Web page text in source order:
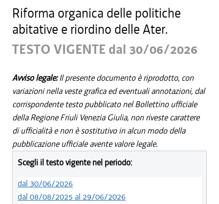
Riforma organica delle politiche
abitative e riordino delle Ater.
TESTO VIGENTE dal 30/06/2026
Avviso legale:Il presente documento è riprodotto, con
variazioni nella veste grafica ed eventuali annotazioni, dal
corrispondente testo pubblicato nel Bollettino ufficiale
della Regione Friuli Venezia Giulia, non riveste carattere
di ufficialità e non è sostitutivo in alcun modo della
pubblicazione ufficiale avente valore legale.
Scegli il testo vigente nel periodo:
dal 30/06/2026
dal 08/08/2025 al 29/06/2026